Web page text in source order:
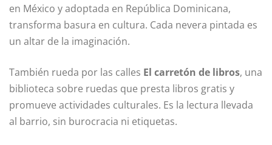
en México y adoptada en República Dominicana,
transforma basura en cultura. Cada nevera pintada es
un altar de la imaginación.
También rueda por las calles El carretón de libros, una
biblioteca sobre ruedas que presta libros gratis y
promueve actividades culturales. Es la lectura llevada
al barrio, sin burocracia ni etiquetas.